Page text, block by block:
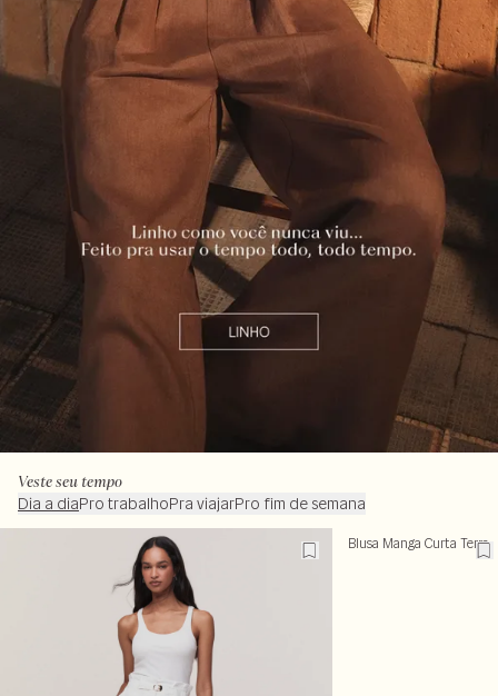
Veste seu tempo
Dia a diaPro trabalhoPra viajarPro fim de semana
Blusa Manga Curta Terra